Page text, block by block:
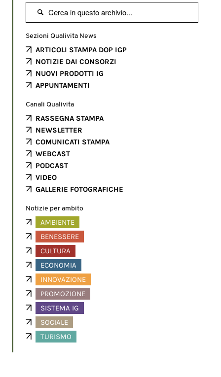

Sezioni Qualivita News
ARTICOLI STAMPA DOP IGP
NOTIZIE DAI CONSORZI
NUOVI PRODOTTI IG
APPUNTAMENTI
Canali Qualivita
RASSEGNA STAMPA
NEWSLETTER
COMUNICATI STAMPA
WEBCAST
PODCAST
VIDEO
GALLERIE FOTOGRAFICHE
Notizie per ambito
AMBIENTE
BENESSERE
CULTURA
ECONOMIA
INNOVAZIONE
PROMOZIONE
SISTEMA IG
SOCIALE
TURISMO